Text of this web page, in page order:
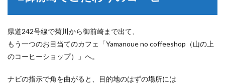
県道242号線で菊川から御前崎まで出て、
もう一つのお目当てのカフェ「Yamanoue no coffeeshop（山の上
のコーヒーショップ）」へ。
ナビの指示で角を曲がると、目的地のはずの場所には